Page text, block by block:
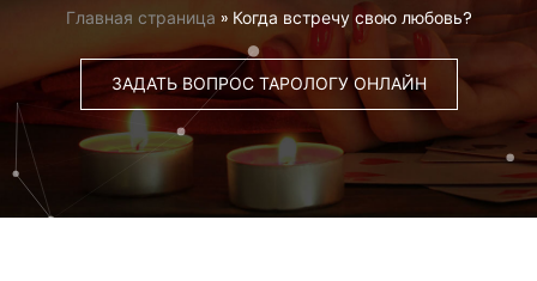
Главная страница » Когда встречу свою любовь?
ЗАДАТЬ ВОПРОС ТАРОЛОГУ ОНЛАЙН